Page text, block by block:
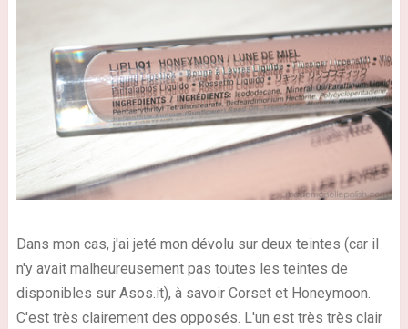
Dans mon cas, j'ai jeté mon dévolu sur deux teintes (car il
n'y avait malheureusement pas toutes les teintes de
disponibles sur Asos.it), à savoir Corset et Honeymoon.
C'est très clairement des opposés. L'un est très très clair